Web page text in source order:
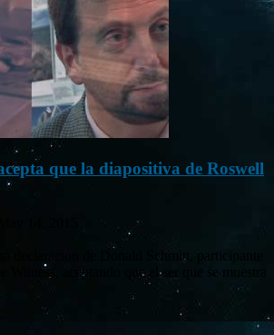
que la diapositiva de Roswell
declaración de Donald Schmitt, participante
Witness, aceptando que el ser que se muestra